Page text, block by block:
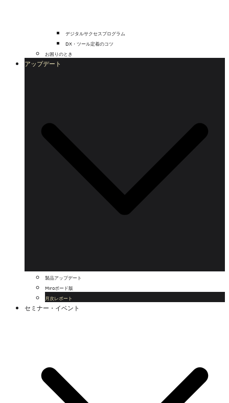
デジタルサクセスプログラム
DX・ツール定着のコツ
お困りのとき
アップデート
製品アップデート
Miroボード版
月次レポート
セミナー・イベント